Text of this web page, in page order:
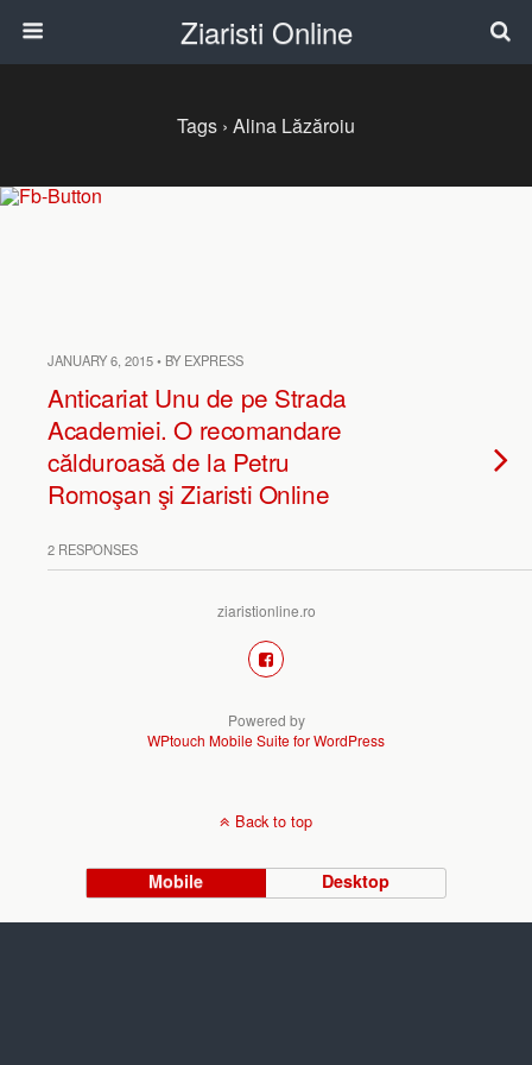
Ziaristi Online
Tags › Alina Lăzăroiu
JANUARY 6, 2015 • BY EXPRESS
Anticariat Unu de pe Strada
Academiei. O recomandare
călduroasă de la Petru
Romoşan şi Ziaristi Online
2 RESPONSES
ziaristionline.ro
Powered by
WPtouch Mobile Suite for WordPress
Back to top
Mobile Desktop